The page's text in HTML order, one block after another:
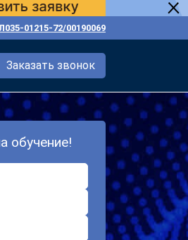
01215-72/00190069
Заказать звонок
обучение!